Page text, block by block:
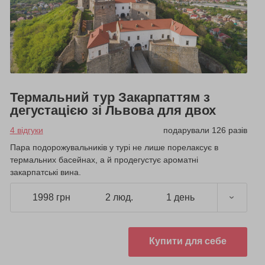
Термальний тур Закарпаттям з
дегустацією зі Львова для двох
4 відгуки
подарували 126 разів
Пара подорожувальників у турі не лише порелаксує в
термальних басейнах, а й продегустує ароматні
закарпатські вина.
1998 грн 2 люд. 1 день
Купити для себе